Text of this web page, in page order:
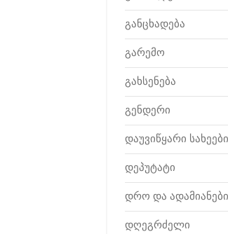
განცხადება
გარემო
გახსენება
გენდერი
დაუვიწყარი სახეები
დეპუტატი
დრო და ადამიანები
დღეგრძელი